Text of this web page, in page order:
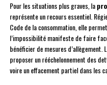
Pour les situations plus graves, la
représente un recours essentiel.
Code de la consommation, elle
l’impossibilité manifeste de faire
bénéficier de mesures
proposer un rééchelonnement des
voire un effacement partiel dans les